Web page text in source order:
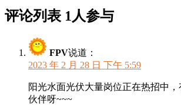
评论列表 1人参与
FPV说道：
2023 年 2 月 28 日 下午 5:59
阳光水面光伏大量岗位正在热招中
伙伴呀~~~